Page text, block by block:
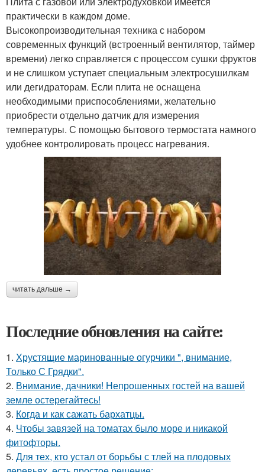
практически в каждом доме.
Высокопроизводительная техника с набором
современных функций (встроенный вентилятор, таймер
времени) легко справляется с процессом сушки фруктов
и не слишком уступает специальным электросушилкам
или дегидраторам. Если плита не оснащена
необходимыми приспособлениями, желательно
приобрести отдельно датчик для измерения
температуры. С помощью бытового термостата намного
удобнее контролировать процесс нагревания.
читать дальше →
Последние обновления на сайте:
1. Хрустящие маринованные огурчики ", внимание,
Только С Грядки".
2. Внимание, дачники! Непрошенных гостей на вашей
земле остерегайтесь!
3. Когда и как сажать бархатцы.
4. Чтобы завязей на томатах было море и никакой
фитофторы.
5. Для тех, кто устал от борьбы с тлей на плодовых